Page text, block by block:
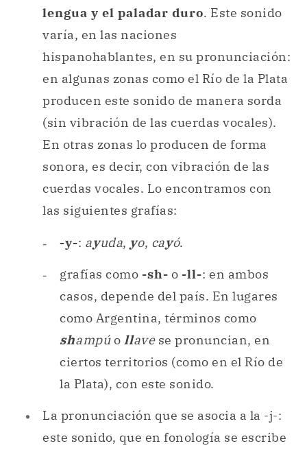
lengua y el paladar duro. Este sonido
varía, en las naciones
hispanohablantes, en su pronunciación:
en algunas zonas como el Río de la Plata
producen este sonido de manera sorda
(sin vibración de las cuerdas vocales).
En otras zonas lo producen de forma
sonora, es decir, con vibración de las
cuerdas vocales. Lo encontramos con
las siguientes grafías:
-y-: ayuda, yo, cayó.
grafías como -sh- o -ll-: en ambos
casos, depende del país. En lugares
como Argentina, términos como
shampúo llavese pronuncian, en
ciertos territorios (como en el Río de
la Plata), con este sonido.
La pronunciación que se asocia a la -j-:
este sonido, que en fonología se escribe